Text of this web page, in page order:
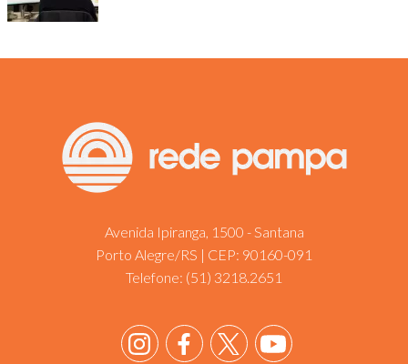
Avenida Ipiranga, 1500 - Santana
Porto Alegre/RS | CEP: 90160-091
Telefone: (51) 3218.2651